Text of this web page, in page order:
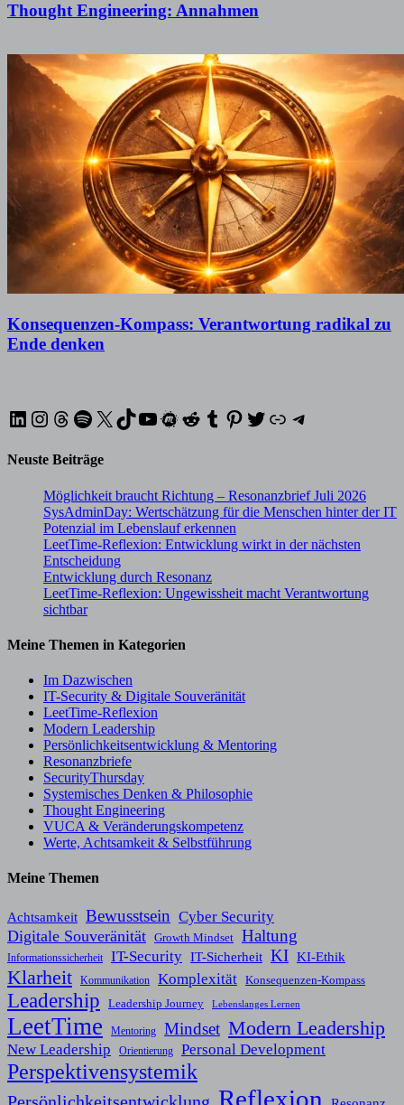
Thought Engineering: Annahmen
Konsequenzen-Kompass: Verantwortung radikal zu
Ende denken
LinkedIn
Instagram
Threads
Spotify
X TikTok
YouTube
Meetup
Reddit
Tumblr
Pinterest
Twitter
XINGTelegram
Neuste Beiträge
Möglichkeit braucht Richtung – Resonanzbrief Juli 2026
SysAdminDay: Wertschätzung für die Menschen hinter der IT
Potenzial im Lebenslauf erkennen
LeetTime-Reflexion: Entwicklung wirkt in der nächsten
Entscheidung
Entwicklung durch Resonanz
LeetTime-Reflexion: Ungewissheit macht Verantwortung
sichtbar
Meine Themen in Kategorien
Im Dazwischen
IT-Security & Digitale Souveränität
LeetTime-Reflexion
Modern Leadership
Persönlichkeitsentwicklung & Mentoring
Resonanzbriefe
SecurityThursday
Systemisches Denken & Philosophie
Thought Engineering
VUCA & Veränderungskompetenz
Werte, Achtsamkeit & Selbstführung
Meine Themen
Achtsamkeit Bewusstsein Cyber Security
Digitale Souveränität Growth Mindset Haltung
Informationssicherheit IT-Security IT-Sicherheit KI KI-Ethik
Klarheit Kommunikation Komplexität Konsequenzen-Kompass
Leadership Leadership Journey Lebenslanges Lernen
LeetTime Mentoring Mindset Modern Leadership
New Leadership Orientierung Personal Development
Perspektivensystemik
Persönlichkeitsentwicklung Reflexion